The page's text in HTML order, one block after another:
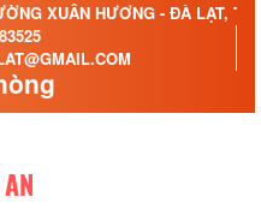
XUÂN HƯƠNG - ĐÀ LẠT,